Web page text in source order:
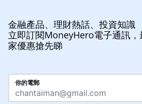
金融產品、理財熱話、投資知識
立即訂閱MoneyHero電子通訊
家優惠搶先睇